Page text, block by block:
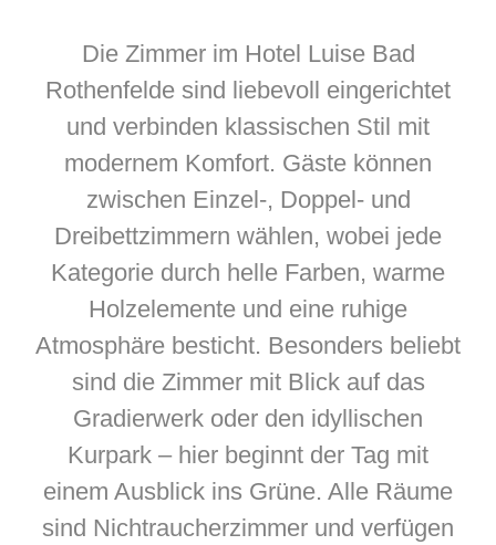
Die Zimmer im Hotel Luise Bad
Rothenfelde sind liebevoll eingerichtet
und verbinden klassischen Stil mit
modernem Komfort. Gäste können
zwischen Einzel-, Doppel- und
Dreibettzimmern wählen, wobei jede
Kategorie durch helle Farben, warme
Holzelemente und eine ruhige
Atmosphäre besticht. Besonders beliebt
sind die Zimmer mit Blick auf das
Gradierwerk oder den idyllischen
Kurpark – hier beginnt der Tag mit
einem Ausblick ins Grüne. Alle Räume
sind Nichtraucherzimmer und verfügen